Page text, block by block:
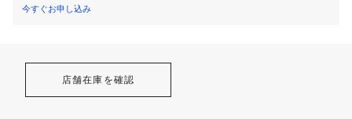
今すぐお申し込み
店舗在庫を確認